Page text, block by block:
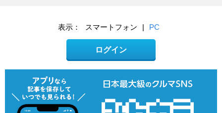
表示： スマートフォン | PC
ログイン